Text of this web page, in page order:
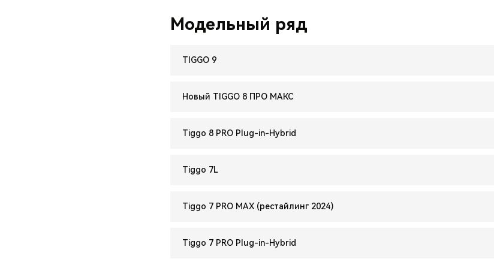
Модельный ряд
TIGGO 9
Новый TIGGO 8 ПРО МАКС
Tiggo 8 PRO Plug-in-Hybrid
Tiggo 7L
Tiggo 7 PRO MAX (рестайлинг 2024)
Tiggo 7 PRO Plug-in-Hybrid